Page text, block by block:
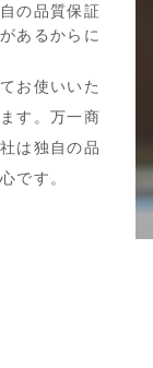
の品質保証
あるからに
お使いいた
す。万一商
は独自の品
です。